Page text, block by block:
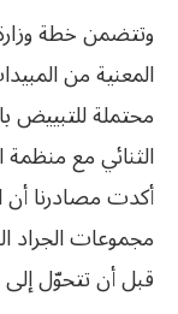
وتتضمن خطة
المعنية من
محتملة للتبييض
الثنائي مع منظمة
أكدت مصادرنا
مجموعات الجراد
قبل أن تتحوّل